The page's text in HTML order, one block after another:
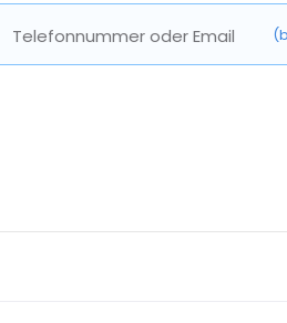
Telefonnummer oder Email